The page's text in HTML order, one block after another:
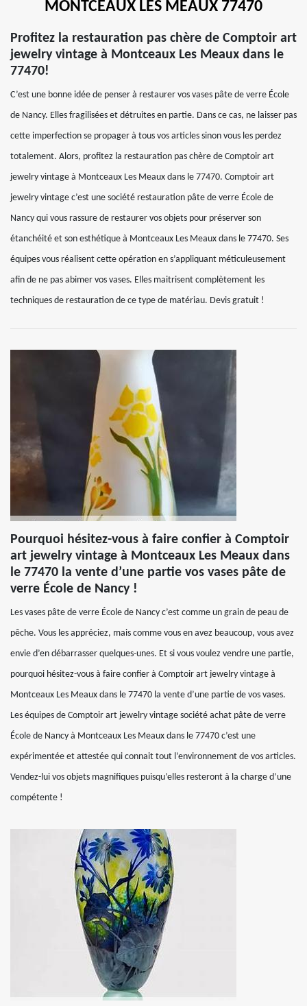
MONTCEAUX LES MEAUX 77470
Profitez la restauration pas chère de Comptoir art
jewelry vintage à Montceaux Les Meaux dans le
77470!
C’est une bonne idée de penser à restaurer vos vases pâte de verre École
de Nancy. Elles fragilisées et détruites en partie. Dans ce cas, ne laisser pas
cette imperfection se propager à tous vos articles sinon vous les perdez
totalement. Alors, profitez la restauration pas chère de Comptoir art
jewelry vintage à Montceaux Les Meaux dans le 77470. Comptoir art
jewelry vintage c’est une société restauration pâte de verre École de
Nancy qui vous rassure de restaurer vos objets pour préserver son
étanchéité et son esthétique à Montceaux Les Meaux dans le 77470. Ses
équipes vous réalisent cette opération en s’appliquant méticuleusement
afin de ne pas abimer vos vases. Elles maitrisent complètement les
techniques de restauration de ce type de matériau. Devis gratuit !
Pourquoi hésitez-vous à faire confier à Comptoir
art jewelry vintage à Montceaux Les Meaux dans
le 77470 la vente d’une partie vos vases pâte de
verre École de Nancy !
Les vases pâte de verre École de Nancy c’est comme un grain de peau de
pêche. Vous les appréciez, mais comme vous en avez beaucoup, vous avez
envie d’en débarrasser quelques-unes. Et si vous voulez vendre une partie,
pourquoi hésitez-vous à faire confier à Comptoir art jewelry vintage à
Montceaux Les Meaux dans le 77470 la vente d’une partie de vos vases.
Les équipes de Comptoir art jewelry vintage société achat pâte de verre
École de Nancy à Montceaux Les Meaux dans le 77470 c’est une
expérimentée et attestée qui connait tout l’environnement de vos articles.
Vendez-lui vos objets magnifiques puisqu’elles resteront à la charge d’une
compétente !